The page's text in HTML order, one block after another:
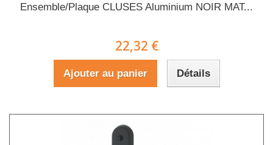
Ensemble/Plaque CLUSES Aluminium NOIR MAT...
22,32 €
Ajouter au panier Détails